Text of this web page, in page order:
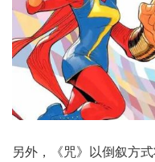
另外，《咒》以倒叙方